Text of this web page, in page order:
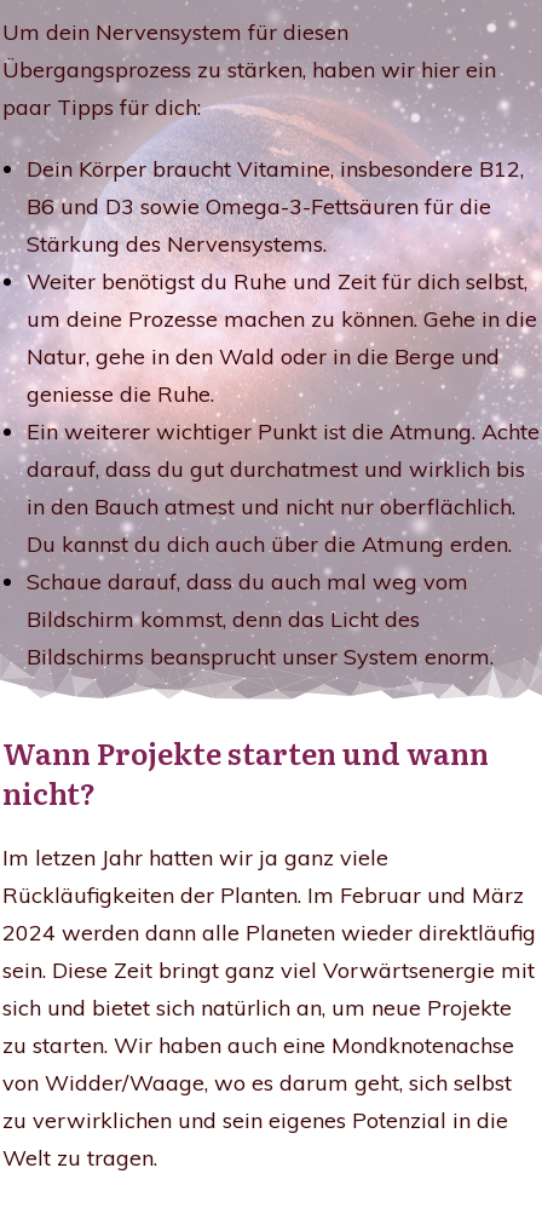
Um dein Nervensystem für diesen
Übergangsprozess zu stärken, haben wir hier ein
paar Tipps für dich:
Dein Körper braucht Vitamine, insbesondere B12,
B6 und D3 sowie Omega-3-Fettsäuren für die
Stärkung des Nervensystems.
Weiter benötigst du Ruhe und Zeit für dich selbst,
um deine Prozesse machen zu können. Gehe in die
Natur, gehe in den Wald oder in die Berge und
geniesse die Ruhe.
Ein weiterer wichtiger Punkt ist die Atmung. Achte
darauf, dass du gut durchatmest und wirklich bis
in den Bauch atmest und nicht nur oberflächlich.
Du kannst du dich auch über die Atmung erden.
Schaue darauf, dass du auch mal weg vom
Bildschirm kommst, denn das Licht des
Bildschirms beansprucht unser System enorm.
Wann Projekte starten und wann
nicht?
Im letzen Jahr hatten wir ja ganz viele
Rückläufigkeiten der Planten. Im Februar und März
2024 werden dann alle Planeten wieder direktläufig
sein. Diese Zeit bringt ganz viel Vorwärtsenergie mit
sich und bietet sich natürlich an, um neue Projekte
zu starten. Wir haben auch eine Mondknotenachse
von Widder/Waage, wo es darum geht, sich selbst
zu verwirklichen und sein eigenes Potenzial in die
Welt zu tragen.